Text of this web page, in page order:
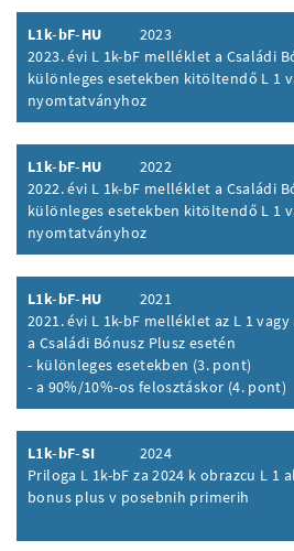
L1k-bF-HU
2023
2023. évi L 1k-bF melléklet a Családi
különleges esetekben kitöltendő L 1
nyomtatványhoz
Inhalt aufklappen
L1k-bF-HU
2022
2022. évi L 1k-bF melléklet a Családi
különleges esetekben kitöltendő L 1
nyomtatványhoz
Inhalt aufklappen
L1k-bF-HU
2021
2021. évi L 1k-bF melléklet az L 1
a Családi Bónusz Plusz esetén
- különleges esetekben (3. pont)
- a 90%/10%-os felosztáskor (4. pont)
Inhalt aufklappen
L1k-bF-SI
2024
Priloga L 1k-bF za 2024 k obrazcu L 1
bonus plus v posebnih primerih
Inhalt aufklappen